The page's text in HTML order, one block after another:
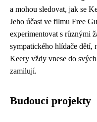
a mohou sledovat, jak se
Jeho účast ve filmu Free
experimentovat s různými
sympatického hlídače dětí,
Keery vždy vnese do
zamilují.
Budoucí projekty